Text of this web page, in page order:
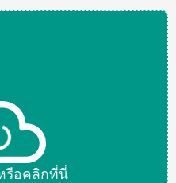
รือคลิกที่นี่